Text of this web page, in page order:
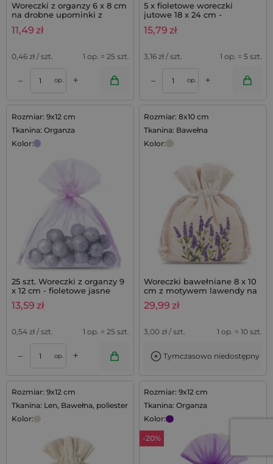
Woreczki z organzy 6 x 8 cm
na drobne upominki z
lawendą - 25 szt.
11,49 zł
0,46 zł / szt. 1 op. = 25 szt.
– op. +
5 x fioletowe woreczki
jutowe 18 x 24 cm -
dekoracyjne i praktyczne
15,79 zł
3,16 zł / szt. 1 op. = 5 szt.
– op. +
Rozmiar: 9x12 cm
Tkanina: Organza
Kolor:
25 szt. Woreczki z organzy 9
x 12 cm - fioletowe jasne
13,59 zł
0,54 zł / szt. 1 op. = 25 szt.
– op. +
Rozmiar: 8x10 cm
Tkanina: Bawełna
Kolor:
Woreczki bawełniane 8 x 10
cm z motywem lawendy na
drobne upominki - 10 szt.
29,99 zł
3,00 zł / szt. 1 op. = 10 szt.
Tymczasowo niedostępny
Rozmiar: 9x12 cm
Tkanina: Len, Bawełna, poliester
Kolor:
Rozmiar: 9x12 cm
Tkanina: Organza
Kolor:
-20%